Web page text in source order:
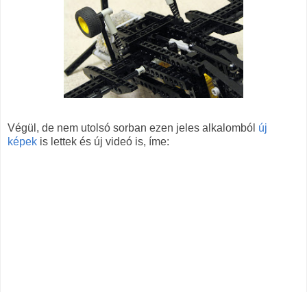
Végül, de nem utolsó sorban ezen jeles alkalomból új
képek is lettek és új videó is, íme: